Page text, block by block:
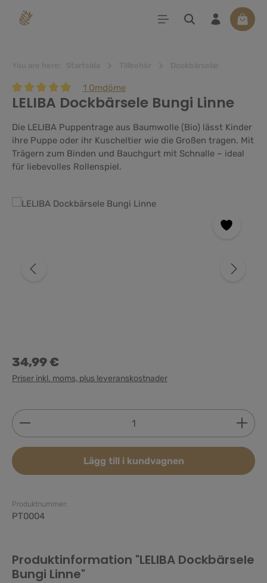
Genomsnittligt betyg på 5 av 5 stjärnor
1 Omdöme
LELIBA Dockbärsele Bungi Linne
Die LELIBA Puppentrage aus Baumwolle (Bio) lässt Kinder
ihre Puppe oder ihr Kuscheltier wie die Großen tragen. Mit
Trägern zum Binden und Bauchgurt mit Schnalle – ideal
für liebevolles Rollenspiel.
Hoppa över bildgalleri
34,99 €
Priser inkl. moms, plus leveranskostnader
Produktkvantitet: Ange önskat belopp eller
Lägg till i kundvagnen
Produktnummer:
PT0004
Produktinformation "LELIBA Dockbärsele
Bungi Linne"